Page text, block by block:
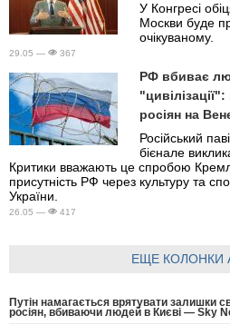
У Конгресі
Москви буде
очікуваному.
29.05 — 367
РФ вбиває
росіян на
Російський
бієнале
Критики вважають це спробою
присутність РФ через культуру та
України.
26.05 — 417
ЕЩЕ КОЛОНКИ
Путін намагається врятувати залишки
росіян, вбиваючи людей в Києві — Sky